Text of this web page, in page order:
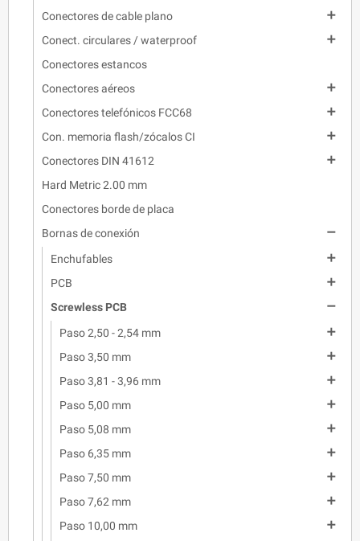
Conectores de cable plano

Conect. circulares / waterproof

Conectores estancos
Conectores aéreos

Conectores telefónicos FCC68

Con. memoria flash/zócalos CI

Conectores DIN 41612

Hard Metric 2.00 mm
Conectores borde de placa
Bornas de conexión

Enchufables

PCB

Screwless PCB

Paso 2,50 - 2,54 mm

Paso 3,50 mm

Paso 3,81 - 3,96 mm

Paso 5,00 mm

Paso 5,08 mm

Paso 6,35 mm

Paso 7,50 mm

Paso 7,62 mm

Paso 10,00 mm
